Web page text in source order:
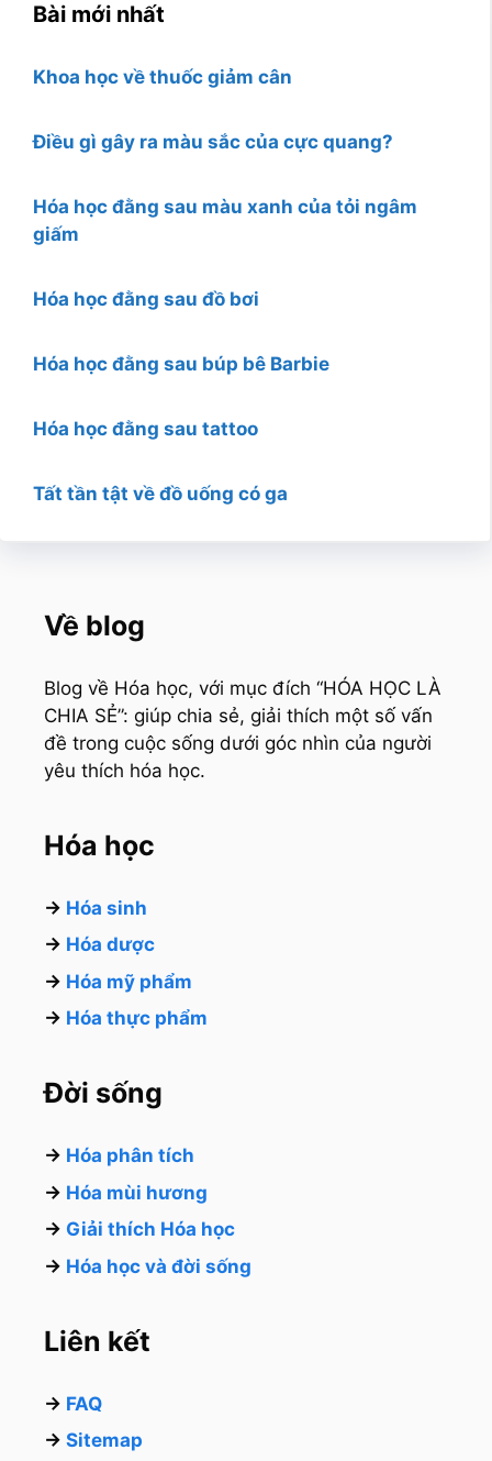
Bài mới nhất
Khoa học về thuốc giảm cân
Điều gì gây ra màu sắc của cực quang?
Hóa học đằng sau màu xanh của tỏi ngâm
giấm
Hóa học đằng sau đồ bơi
Hóa học đằng sau búp bê Barbie
Hóa học đằng sau tattoo
Tất tần tật về đồ uống có ga
Về blog
Blog về Hóa học, với mục đích “HÓA HỌC LÀ
CHIA SẺ”: giúp chia sẻ, giải thích một số vấn
đề trong cuộc sống dưới góc nhìn của người
yêu thích hóa học.
Hóa học
→ Hóa sinh
→ Hóa dược
→ Hóa mỹ phẩm
→ Hóa thực phẩm
Đời sống
→ Hóa phân tích
→ Hóa mùi hương
→ Giải thích Hóa học
→ Hóa học và đời sống
Liên kết
→ FAQ
→ Sitemap